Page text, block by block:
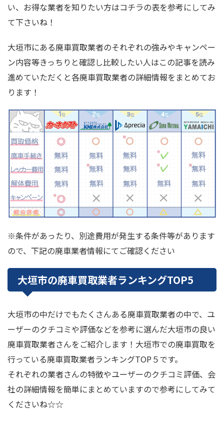
い、お得な業者を知りたい方はコチラの表を参考にしてみ
て下さいね！
大垣市にある廃車買取業者のそれぞれの強みやキャンペー
ン内容等きっちりと確認し比較したい人はこの記事を読み
進めていただくと各廃車買取業者の詳細情報をまとめてお
ります！
※条件があったり、別途費用が発生する条件等があります
ので、下記の廃車業者情報にてご確認ください
大垣市の廃車買取業者ランキングTOP5
大垣市の中だけでもたくさんある廃車買取業者の中で、ユ
ーザーのクチコミや評価などを参考に選んだ大垣市の良い
廃車買取業者さんをご紹介します！大垣市での廃車買取を
行っている廃車買取業者ランキングTOP５です。
それぞれの業者さんの特徴やユーザーのクチコミ評価、会
社の詳細情報を簡単にまとめていますので参考にしてみて
くださいね☆☆